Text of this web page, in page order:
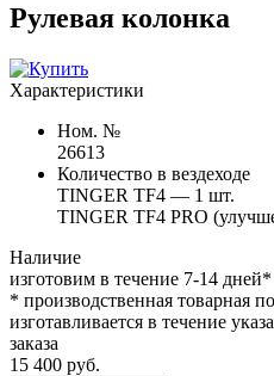
Рулевая колонка
Характеристики
Ном. №
26613
Количество в вездеходе
TINGER TF4 — 1 шт.
TINGER TF4 PRO
Наличие
изготовим в течение 7-14 дней*
* производственная товарная
изготавливается в течение
заказа
15 400 руб.